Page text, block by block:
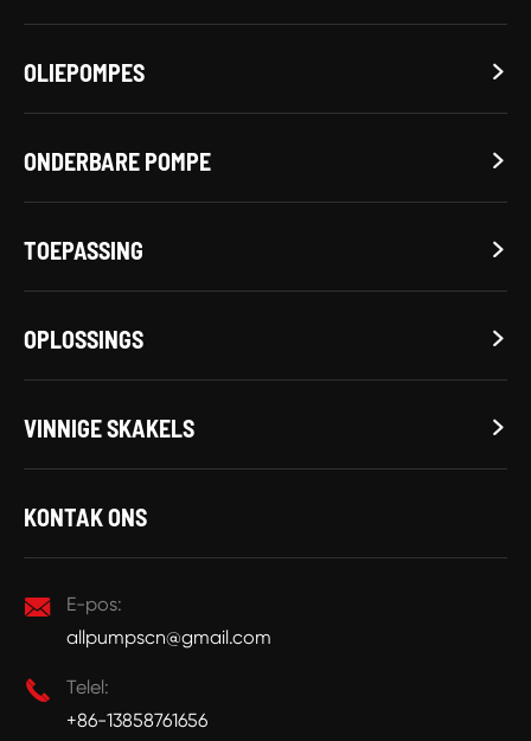
OLIEPOMPES 
ONDERBARE POMPE 
TOEPASSING 
OPLOSSINGS 
VINNIGE SKAKELS 
KONTAK ONS

E-pos:
allpumpscn@gmail.com

Telel:
+86-13858761656